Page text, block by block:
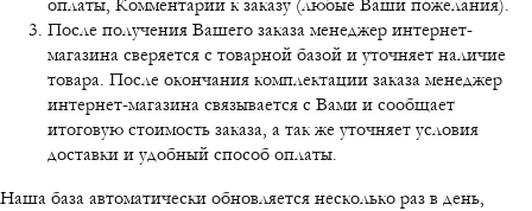
После получения Вашего заказа менеджер интернет-
магазина сверяется с товарной базой и уточняет наличие
товара. После окончания комплектации заказа менеджер
интернет-магазина связывается с Вами и сообщает
итоговую стоимость заказа, а так же уточняет условия
доставки и удобный способ оплаты.
Наша база автоматически обновляется несколько раз в день,